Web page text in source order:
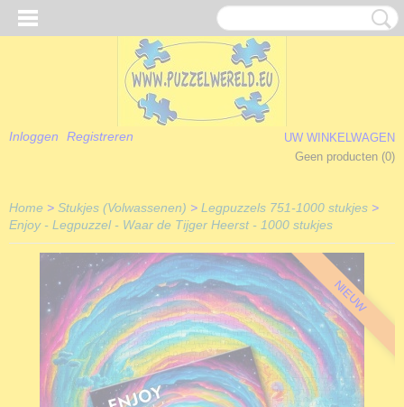
Inloggen Registreren
UW WINKELWAGEN
Geen producten (0)
Home > Stukjes (Volwassenen) > Legpuzzels 751-1000 stukjes >
Enjoy - Legpuzzel - Waar de Tijger Heerst - 1000 stukjes
NIEUW